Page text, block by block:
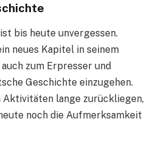
ist bis heute unvergessen.
neues Kapitel in seinem
zum Erpresser und
Geschichte einzugehen.
Aktivitäten lange zurückliegen,
noch die Aufmerksamkeit